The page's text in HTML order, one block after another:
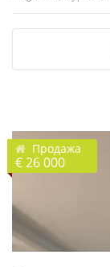
Продажа
€ 26 000